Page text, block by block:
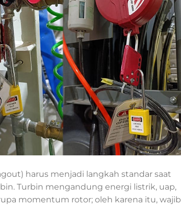
harus menjadi langkah standar saat
Turbin mengandung energi listrik, uap,
momentum rotor; oleh karena itu, wajib